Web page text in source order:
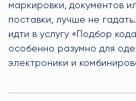
маркировки, документов
поставки, лучше не
идти в услугу «Подбор
особенно разумно для
электроники и